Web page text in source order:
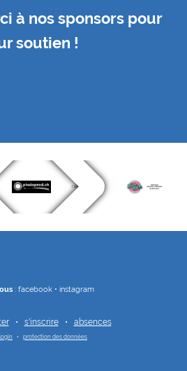
à nos sponsors pour
soutien !
: facebook• instagram
• s'inscrire• absences
• protection des données